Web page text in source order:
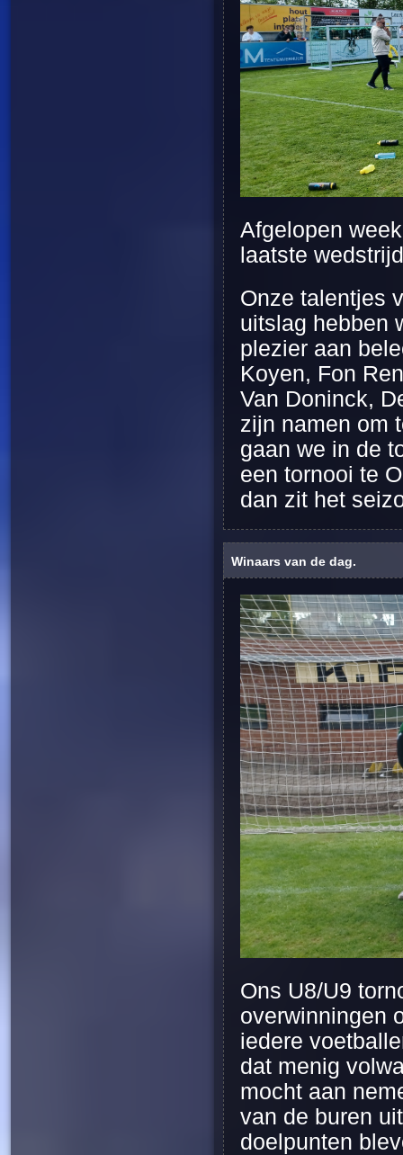
Afgelopen
laatste
Onze talentjes
uitslag hebben
plezier aan
Koyen, Fon
Van Doninck,
zijn namen om
gaan we in de
een tornooi te
dan zit het
Winaars van de dag.
Ons U8/U9
overwinningen
iedere
dat menig
mocht aan
van de buren
doelpunten